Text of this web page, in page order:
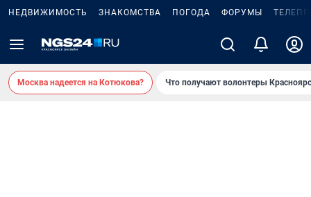
НЕДВИЖИМОСТЬ ЗНАКОМСТВА ПОГОДА ФОРУМЫ
Москва надеется на Котюкова? Что получают волонтеры